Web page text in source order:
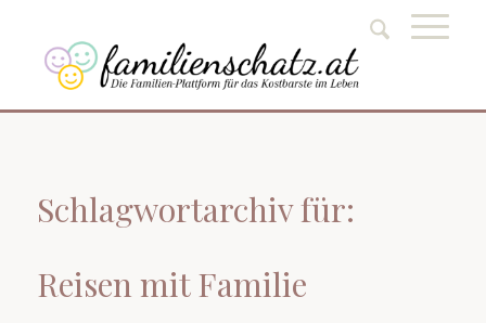
Schlagwortarchiv für:
Reisen mit Familie